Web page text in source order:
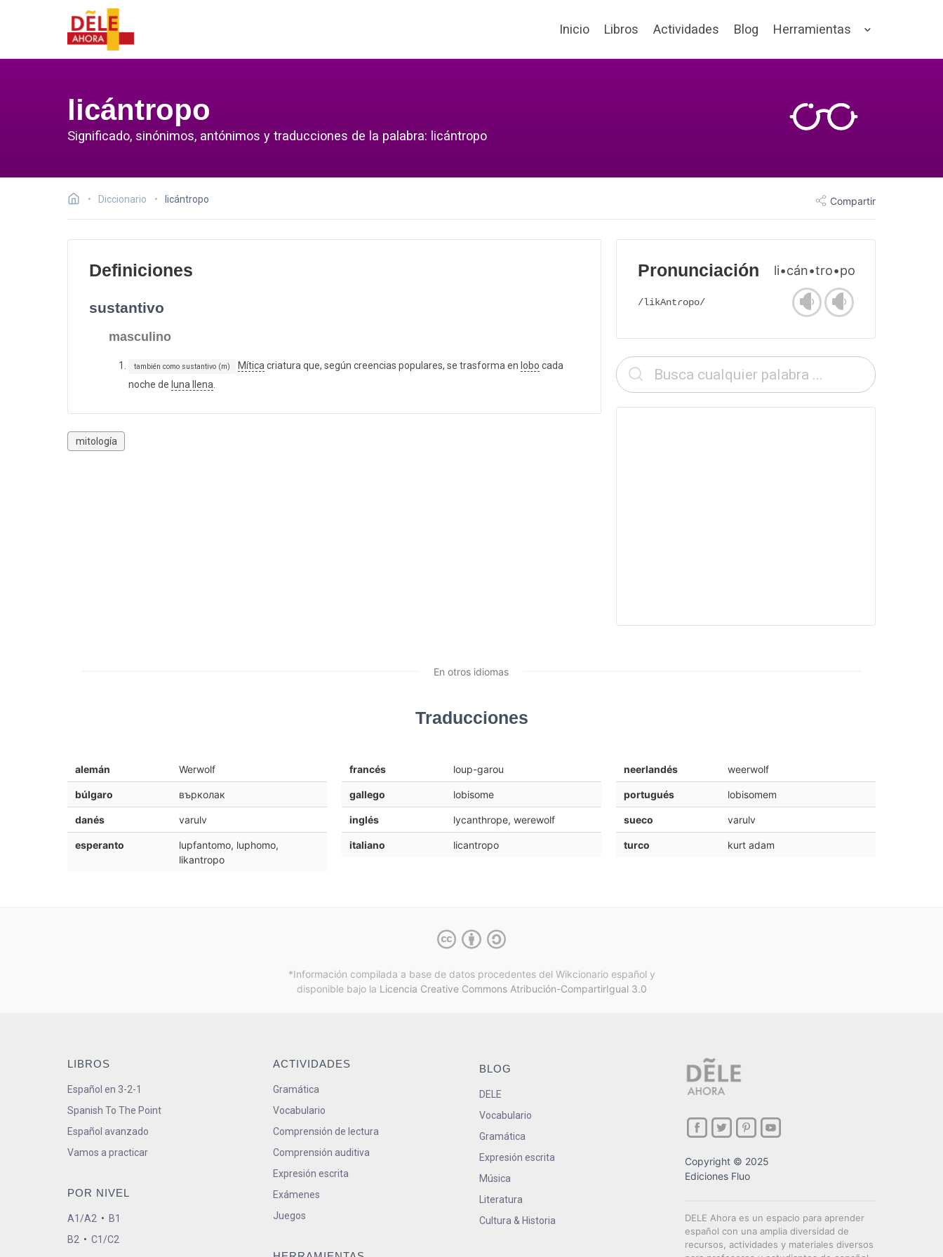
Inicio Libros Actividades Blog Herramientas
licántropo
Significado, sinónimos, antónimos y traducciones de la palabra: licántropo
Diccionario licántropo Compartir
Definiciones
sustantivo
masculino
también como sustantivo (m) Míticacriatura que, según creencias populares, se trasforma en lobo cada
noche de luna llena.
mitología
Pronunciación li•cán•tro•po
/likAntɾopo/
En otros idiomas
Traducciones
alemán Werwolf
búlgaro върколак
danés varulv
esperanto
lupfantomo, luphomo,
likantropo
francés loup-garou
gallego lobisome
inglés lycanthrope, werewolf
italiano licantropo
neerlandés weerwolf
portugués lobisomem
sueco varulv
turco kurt adam
*Información compilada a base de datos procedentes del Wikcionario español y
disponible bajo la Licencia Creative Commons Atribución-CompartirIgual 3.0
LIBROS
Español en 3-2-1
Spanish To The Point
Español avanzado
Vamos a practicar
POR NIVEL
A1/A2 • B1
B2 • C1/C2
ACTIVIDADES
Gramática
Vocabulario
Comprensión de lectura
Comprensión auditiva
Expresión escrita
Exámenes
Juegos
BLOG
DELE
Vocabulario
Gramática
Expresión escrita
Música
Literatura
Cultura & Historia
Copyright © 2025
Ediciones Fluo
DELE Ahora es un espacio para aprender
español con una amplia diversidad de
recursos, actividades y materiales diversos